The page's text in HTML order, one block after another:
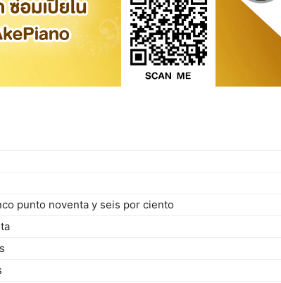
punto noventa y seis por ciento